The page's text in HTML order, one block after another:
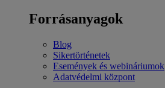
Forrásanyagok
Blog
Sikertörténetek
Események és webináriumok
Adatvédelmi központ